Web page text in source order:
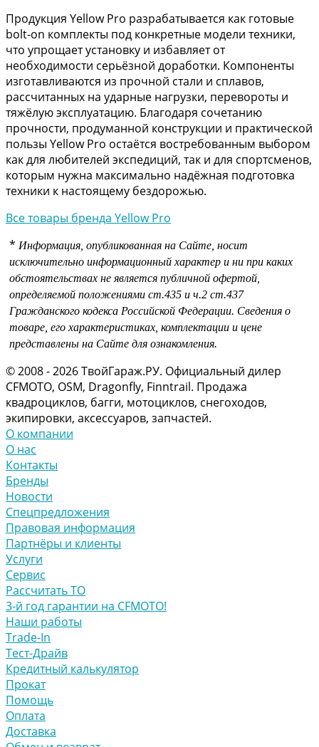
Продукция Yellow Pro разрабатывается как готовые
bolt-on комплекты под конкретные модели техники,
что упрощает установку и избавляет от
необходимости серьёзной доработки. Компоненты
изготавливаются из прочной стали и сплавов,
рассчитанных на ударные нагрузки, перевороты и
тяжёлую эксплуатацию. Благодаря сочетанию
прочности, продуманной конструкции и практической
пользы Yellow Pro остаётся востребованным выбором
как для любителей экспедиций, так и для спортсменов,
которым нужна максимально надёжная подготовка
техники к настоящему бездорожью.
Все товары бренда Yellow Pro
* Информация, опубликованная на Сайте, носит
исключительно информационный характер и ни при каких
обстоятельствах не является публичной офертой,
определяемой положениями ст.435 и ч.2 ст.437
Гражданского кодекса Российской Федерации. Сведения о
товаре, его характеристиках, комплектации и цене
представлены на Сайте для ознакомления.
© 2008 - 2026 ТвойГараж.РУ. Официальный дилер
CFMOTO, OSM, Dragonfly, Finntrail. Продажа
квадроциклов, багги, мотоциклов, снегоходов,
экипировки, аксессуаров, запчастей.
О компании
О нас
Контакты
Бренды
Новости
Спецпредложения
Правовая информация
Партнёры и клиенты
Услуги
Сервис
Рассчитать ТО
3-й год гарантии на CFMOTO!
Наши работы
Trade-In
Тест-Драйв
Кредитный калькулятор
Прокат
Помощь
Оплата
Доставка